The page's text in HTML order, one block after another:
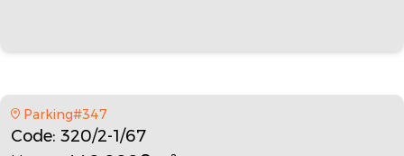
Parking#347
Code: 320/2-1/67